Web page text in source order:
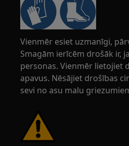
Vienmēr esiet uzmanīgi,
Smagām ierīcēm drošāk ir,
personas. Vienmēr lietojiet
apavus. Nēsājiet drošības
sevi no asu malu